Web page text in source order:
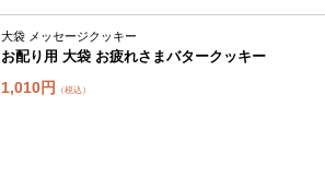
大袋 メッセージクッキー
お配り用 大袋 お疲れさまバタークッキー
1,010円 （税込）